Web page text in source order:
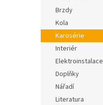
l
Brzdy
Kola
Karosérie
Interiér
Elektroinstalace
Doplňky
Nářadí
Literatura